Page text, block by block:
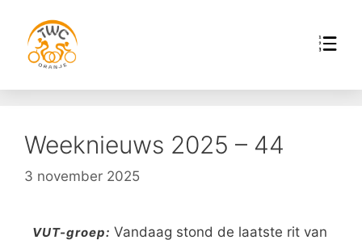
Weeknieuws 2025 – 44
3 november 2025
VUT-groep: Vandaag stond de laatste rit van